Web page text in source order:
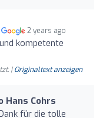
2 years ago
kompetente
|Originaltext anzeigen
Hans Cohrs
für die tolle